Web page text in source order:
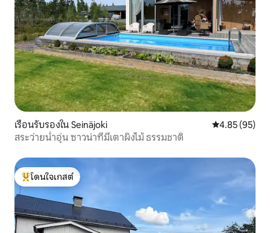
เรือนรับรองใน Seinäjoki คะแนนเฉลี่ย
4.85 (95)
สระว่ายน้ำอุ่น ซาวน่าที่มีเตาผิงไม้ ธรรมชาติ
โดนใจเกสต์ที่สุด
โดนใจเกสต์